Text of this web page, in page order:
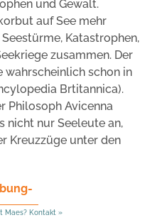
und Gewalt.
auf See mehr
Katastrophen,
zusammen. Der
wahrscheinlich schon in
Brtitannica).
Philosoph Avicenna
nicht nur Seeleute an,
Kreuzzüge unter den
Maes? Kontakt »